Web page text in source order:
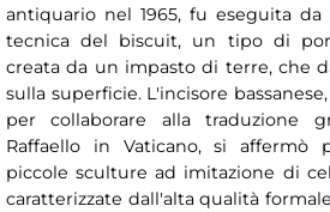
antiquario nel 1965, fu eseguita da
tecnica del biscuit, un tipo di
creata da un impasto di terre, che
sulla superficie. L'incisore
per collaborare alla traduzione
Raffaello in Vaticano, si affermò
piccole sculture ad imitazione di
caratterizzate dall'alta qualità